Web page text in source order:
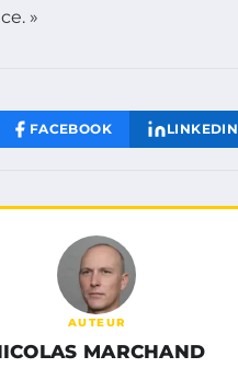
»
FACEBOOK LINKEDIN
AUTEUR
MARCHAND